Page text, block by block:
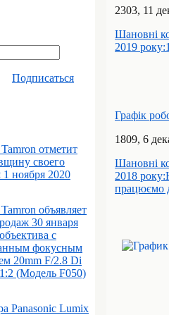
Подписаться
отметит
своего
1 ноября 2020
объявляет
30 января
с
фокусным
20mm F/2.8 Di
(Модель F050)
Panasonic Lumix
2303, 11
Шановні
2019
Графік
1809, 6
Шановні
2018
працюємо